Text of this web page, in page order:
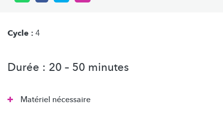
Cycle : 4
Durée : 20 – 50 minutes
Matériel nécessaire